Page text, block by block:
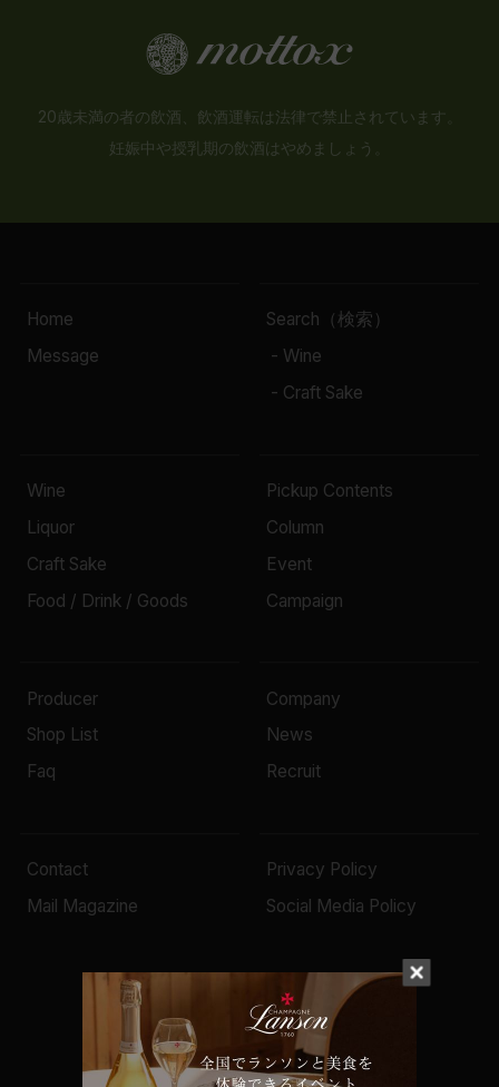
20歳未満の者の飲酒、飲酒運転は法律で禁止されています。
妊娠中や授乳期の飲酒はやめましょう。
Home
Message
Search（検索）
- Wine
- Craft Sake
Wine
Liquor
Craft Sake
Food / Drink / Goods
Pickup Contents
Column
Event
Campaign
Producer
Shop List
Faq
Company
News
Recruit
Contact
Mail Magazine
Privacy Policy
Social Media Policy